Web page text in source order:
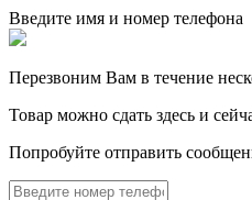
Введите имя и номер телефона
Перезвоним Вам в течение
Товар можно сдать здесь и
Попробуйте отправить